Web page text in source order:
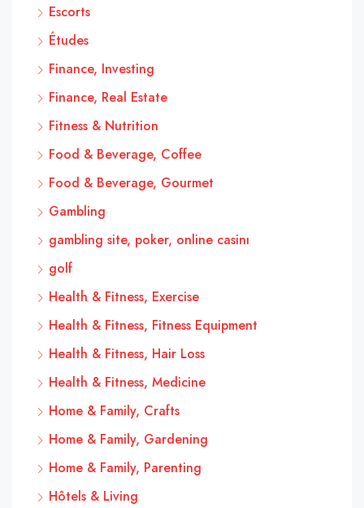
Escorts
Études
Finance, Investing
Finance, Real Estate
Fitness & Nutrition
Food & Beverage, Coffee
Food & Beverage, Gourmet
Gambling
gambling site, poker, online casinı
golf
Health & Fitness, Exercise
Health & Fitness, Fitness Equipment
Health & Fitness, Hair Loss
Health & Fitness, Medicine
Home & Family, Crafts
Home & Family, Gardening
Home & Family, Parenting
Hôtels & Living